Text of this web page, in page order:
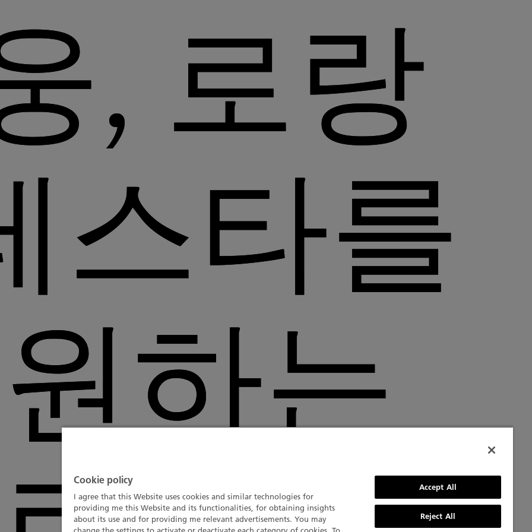
, 로랑
스타를
하는
Cookie policy
I agree that this Website uses cookies and similar technologies for
providing me this Website and its functionalities, for obtaining insights
about its use and for providing me relevant advertisements. You may
Accept All
Reject All